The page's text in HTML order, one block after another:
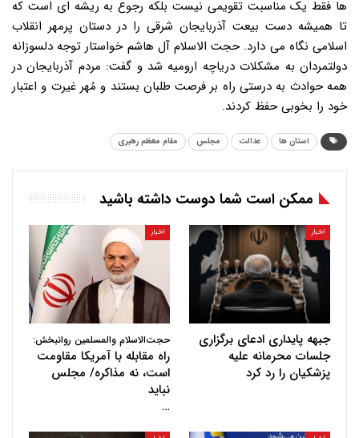
استان ها عدالت مجلس مقام معظم رهبری
ممکن است شما دوست داشته باشید
اخبار
جبهه پایداری ادعای برگزاری
جلسات محرمانه علیه
پزشکیان را رد کرد
اخبار
حجت‌الاسلام والمسلمین روانبخش:
راه مقابله با آمریکا مقاومت
است، نه مذاکره/ مجلس
نباید
…